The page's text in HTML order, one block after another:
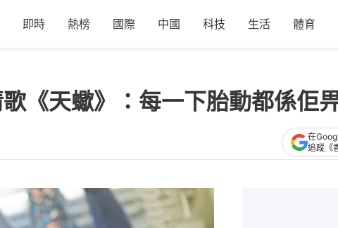
即時 熱榜 國際 中國 科技 生活 體育
《天蠍》：每一下胎動都係佢
在
追蹤《